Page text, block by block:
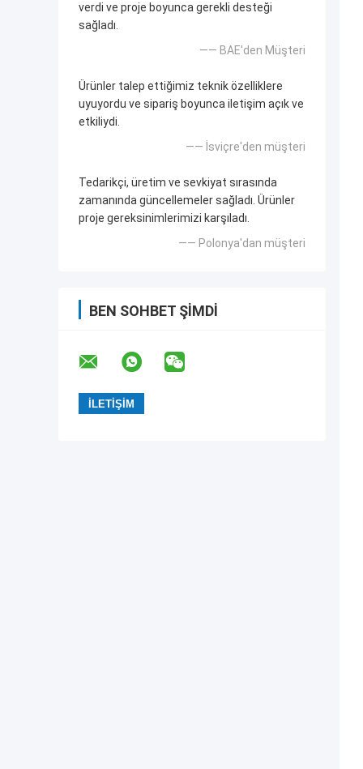
verdi ve proje boyunca gerekli desteği
sağladı.
—— BAE'den Müşteri
Ürünler talep ettiğimiz teknik özelliklere
uyuyordu ve sipariş boyunca iletişim açık ve
etkiliydi.
—— İsviçre'den müşteri
Tedarikçi, üretim ve sevkiyat sırasında
zamanında güncellemeler sağladı. Ürünler
proje gereksinimlerimizi karşıladı.
—— Polonya'dan müşteri
BEN SOHBET ŞIMDI